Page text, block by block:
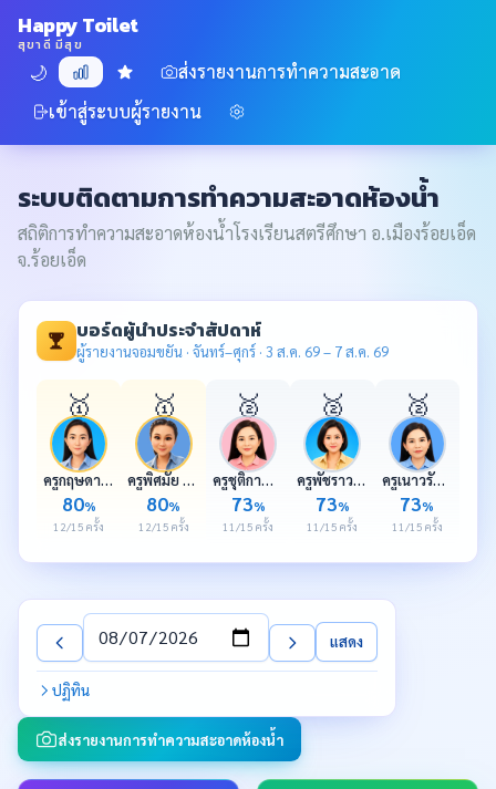
Happy Toilet
สุขาดี มีสุข
🌙 ภาพรวมโหวตประจำสัปดาห์
ส่งรายงานการทำความสะอาด
เข้าสู่ระบบผู้รายงาน
แอดมิน
ระบบติดตามการทำความสะอาดห้องน้ำ
สถิติการทำความสะอาดห้องน้ำโรงเรียนสตรีศึกษา อ.เมืองร้อยเอ็ด
จ.ร้อยเอ็ด
บอร์ดผู้นำประจำสัปดาห์
ผู้รายงานจอมขยัน · จันทร์–ศุกร์ · 3 ส.ค. 69 – 7 ส.ค. 69
🥇
ครูกฤษดา วรรณขาม
80%
12/15 ครั้ง
🥇
ครูพิศมัย อามัสสา
80%
12/15 ครั้ง
🥈
ครูชุติกาญจน์ สุดบนิด
73%
11/15 ครั้ง
🥈
ครูพัชราวดี ประกอบแสง
73%
11/15 ครั้ง
🥈
ครูเนาวรัตน์ เฉลิมแสน
73%
11/15 ครั้ง
วันที่
แสดง
ปฏิทิน
ส่งรายงานการทำความสะอาดห้องน้ำ